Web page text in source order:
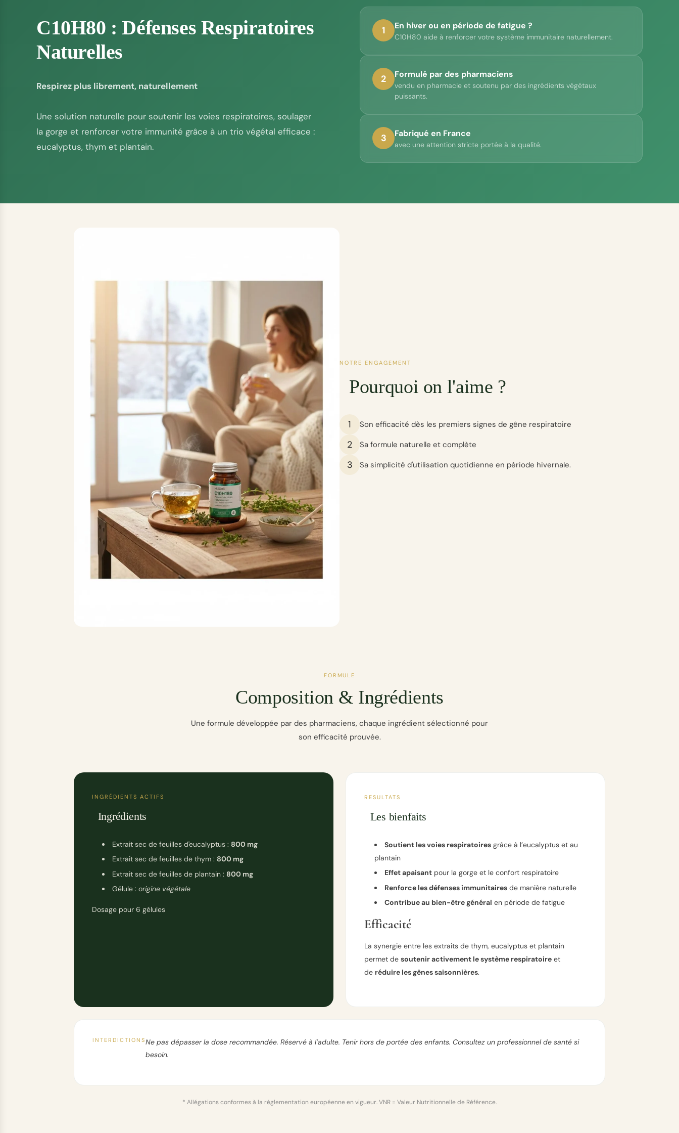
C10H80 : Défenses Respiratoires
Naturelles
Respirez plus librement, naturellement
Une solution naturelle pour soutenir les voies respiratoires, soulager
la gorge et renforcer votre immunité grâce à un trio végétal efficace :
eucalyptus, thym et plantain.
1 En hiver ou en période de fatigue ?
C10H80 aide à renforcer votre système immunitaire naturellement.
2 Formulé par des pharmaciens
vendu en pharmacie et soutenu par des ingrédients végétaux
puissants.
3 Fabriqué en France
avec une attention stricte portée à la qualité.
NOTRE ENGAGEMENT
Pourquoi on l'aime ?
1 Son efficacité dès les premiers signes de gêne respiratoire
2 Sa formule naturelle et complète
3 Sa simplicité d'utilisation quotidienne en période hivernale.
FORMULE
Composition & Ingrédients
Une formule développée par des pharmaciens, chaque ingrédient sélectionné pour
son efficacité prouvée.
INGRÉDIENTS ACTIFS
Ingrédients
Extrait sec de feuilles d'eucalyptus : 800 mg
Extrait sec de feuilles de thym : 800 mg
Extrait sec de feuilles de plantain : 800 mg
Gélule : origine végétale
Dosage pour 6 gélules
RESULTATS
Les bienfaits
Soutient les voies respiratoires grâce à l’eucalyptus et au
plantain
Effet apaisant pour la gorge et le confort respiratoire
Renforce les défenses immunitaires de manière naturelle
Contribue au bien-être général en période de fatigue
Efficacité
La synergie entre les extraits de thym, eucalyptus et plantain
permet de soutenir activement le système respiratoire et
de réduire les gênes saisonnières.
INTERDICTIONSNe pas dépasser la dose recommandée. Réservé à l’adulte. Tenir hors de portée des enfants. Consultez un professionnel de santé si
besoin.
* Allégations conformes à la réglementation européenne en vigueur. VNR = Valeur Nutritionnelle de Référence.